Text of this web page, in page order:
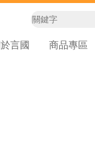
言國 商品專區